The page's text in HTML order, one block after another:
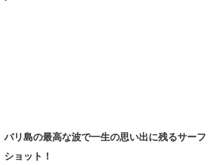
バリ島の最高な波で一生の思い出に残るサーフ
ショット！